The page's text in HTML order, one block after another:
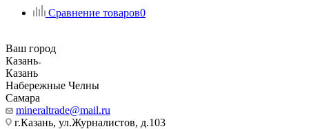
Сравнение товаров0
Ваш город
Казань
Казань
Набережные Челны
Самара
mineraltrade@mail.ru
г.Казань, ул.Журналистов, д.103